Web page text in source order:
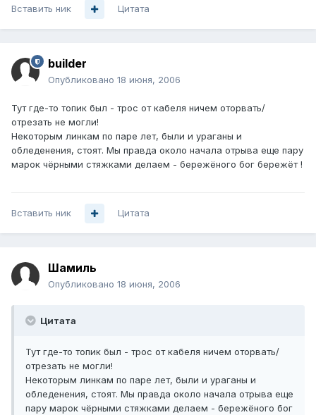
Вставить ник Цитата
builder
Опубликовано 18 июня, 2006
Тут где-то топик был - трос от кабеля ничем оторвать/
отрезать не могли!
Некоторым линкам по паре лет, были и ураганы и
обледенения, стоят. Мы правда около начала отрыва еще пару
марок чёрными стяжками делаем - бережёного бог бережёт !
Вставить ник Цитата
Шамиль
Опубликовано 18 июня, 2006
Цитата
Тут где-то топик был - трос от кабеля ничем оторвать/
отрезать не могли!
Некоторым линкам по паре лет, были и ураганы и
обледенения, стоят. Мы правда около начала отрыва еще
пару марок чёрными стяжками делаем - бережёного бог